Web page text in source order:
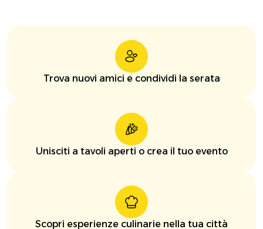
Trova nuovi amici e condividi la serata
Unisciti a tavoli aperti o crea il tuo evento
Scopri esperienze culinarie nella tua città